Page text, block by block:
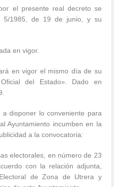
el presente real decreto se
5/1985, de 19 de junio, y su
en vigor.
en vigor el mismo día de su
del Estado». Dado en
disponer lo conveniente para
Ayuntamiento incumben en la
a la convocatoria:
electorales, en número de 23
con la relación adjunta,
de Zona de Utrera y